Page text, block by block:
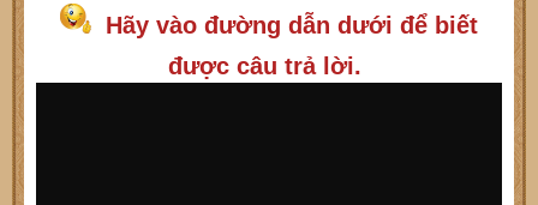
Hãy vào đường dẫn dưới để biết
được câu trả lời.